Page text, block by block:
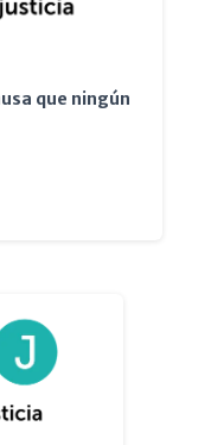
que ningún